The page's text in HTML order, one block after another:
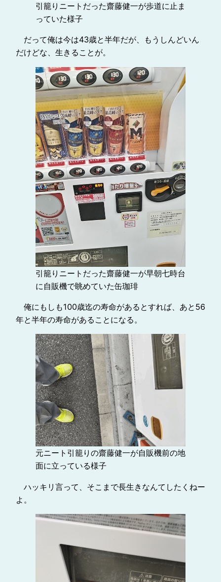
引籠りニートだった齋藤健一が歩道に止ま
っていた様子
だって俺は今は43歳と半年だが、もうしんどいん
だけどな、生きることが。
引籠りニートだった齋藤健一が早朝七時台
に自販機で眺めていた缶珈琲
俺にもしも100歳迄の寿命があるとすれば、あと56
年と半年の寿命があることになる。
元ニート引籠りの齋藤健一が自販機前の地
面に立っている様子
ハッキリ言って、そこまで長生きなんてしたくねー
よ。